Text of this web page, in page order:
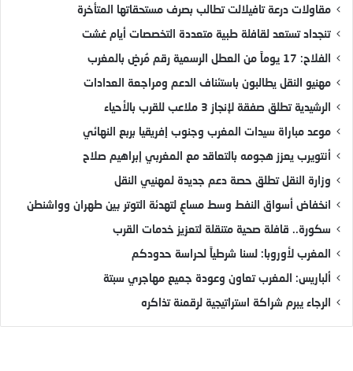
مقاولات درعة تافيلالت تطالب بصرف مستحقاتها المتأخرة
تنجداد تستعد لقافلة طبية متعددة التخصصات أيام غشت
الفلاح: 17 يوماً من العطل الرسمية رقم مُرضٍ بالمغرب
مهنيو النقل يطالبون باستئناف الدعم ومراجعة العدادات
الرشيدية تطلق صفقة لإنجاز 3 ملاعب للقرب بالأحياء
موعد مباراة سيدات المغرب وجنوب إفريقيا بربع النهائي
أنتويرب يعزز هجومه بالتعاقد مع المغربي إبراهيم صلاح
وزارة النقل تطلق حصة دعم جديدة لمهنيي النقل
انخفاض أسواق النفط وسط مساعٍ لتهدئة التوتر بين طهران وواشنطن
سكورة.. قافلة صحية متنقلة لتعزيز خدمات القرب
المغرب لأوروبا: لسنا شرطياً لحراسة حدودكم
ألباريس: المغرب تعاون وعودة جميع مهاجري سبتة
الرجاء يبرم شراكة استراتيجية لرقمنة تذاكره